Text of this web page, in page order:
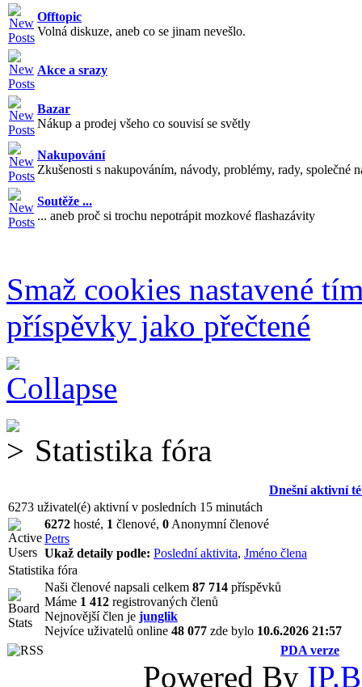
Offtopic
Volná diskuze, aneb co se jinam nevešlo.
Akce a srazy
Bazar
Nákup a prodej všeho co souvisí se světly
Nakupování
Zkušenosti s nakupováním, návody, problémy, rady, společné
Soutěže ...
... aneb proč si trochu nepotrápit mozkové flashazávity
Smaž cookies nastavené
příspěvky jako přečtené
Statistika fóra
Dnešní aktivní
6273 uživatel(é) aktivní v posledních 15 minutách
6272 hosté, 1 členové, 0 Anonymní členové
Petrs
Ukaž detaily podle: Poslední aktivita, Jméno člena
Statistika fóra
Naši členové napsali celkem 87 714 příspěvků
Máme 1 412 registrovaných členů
Nejnovější člen je junglik
Nejvíce uživatelů online 48 077 zde bylo 10.6.2026 21:57
PDA verze
Powered By